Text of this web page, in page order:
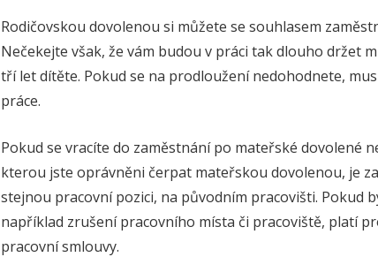
Rodičovskou dovolenou si můžete se souhlasem
Nečekejte však, že vám budou v práci tak dlouho držet
tří let dítěte. Pokud se na prodloužení nedohodnete,
práce.
Pokud se vracíte do zaměstnání po mateřské dovolené
kterou jste oprávněni čerpat mateřskou dovolenou, je
stejnou pracovní pozici, na původním pracovišti. Pokud
například zrušení pracovního místa či pracoviště, platí
pracovní smlouvy.